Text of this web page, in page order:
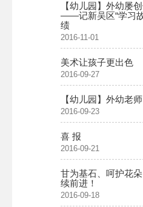
【幼儿园】外幼屡
——记新吴区“学习
绩
2016-11-01
美术让孩子更出色
2016-09-27
【幼儿园】外幼老
2016-09-23
喜 报
2016-09-21
甘为基石、呵护花
续前进！
2016-09-18